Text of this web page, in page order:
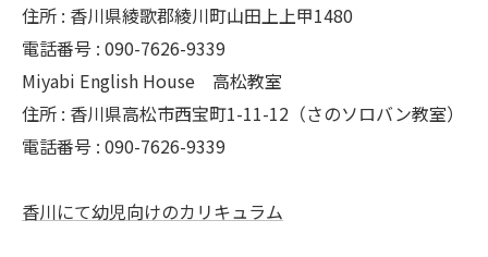
住所 : 香川県綾歌郡綾川町山田上上甲1480
電話番号 : 090-7626-9339
Miyabi English House 高松教室
住所 : 香川県高松市西宝町1-11-12（さのソロバン教室）
電話番号 : 090-7626-9339
香川にて幼児向けのカリキュラム